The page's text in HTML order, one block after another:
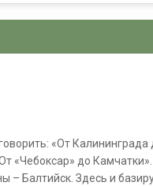
«От
«Чебоксар» до
Балтийск. Здесь и